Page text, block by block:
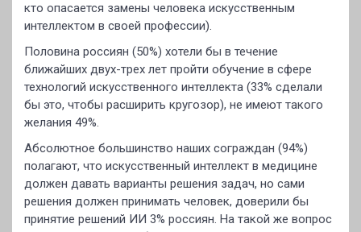
кто опасается замены человека искусственным
интеллектом в своей профессии).
Половина россиян (50%) хотели бы в течение
ближайших двух-трех лет пройти обучение в сфере
технологий искусственного интеллекта (33% сделали
бы это, чтобы расширить кругозор), не имеют такого
желания 49%.
Абсолютное большинство наших сограждан (94%)
полагают, что искусственный интеллект в медицине
должен давать варианты решения задач, но сами
решения должен принимать человек, доверили бы
принятие решений ИИ 3% россиян. На такой же вопрос